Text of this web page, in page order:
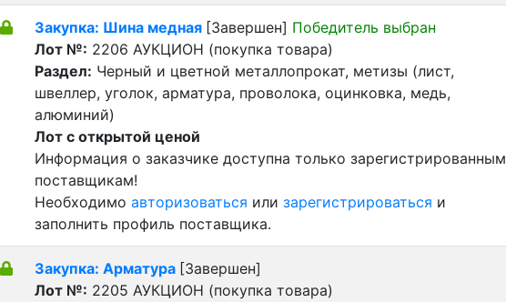
Закупка: Шина медная [Завершен] Победитель выбран
Лот №: 2206 АУКЦИОН (покупка товара)
Раздел: Черный и цветной металлопрокат, метизы (лист,
швеллер, уголок, арматура, проволока, оцинковка, медь,
алюминий)
Лот с открытой ценой
Информация о заказчике доступна только зарегистрированным
поставщикам!
Необходимо авторизоваться или зарегистрироваться и
заполнить профиль поставщика.
Закупка: Арматура [Завершен]
Лот №: 2205 АУКЦИОН (покупка товара)